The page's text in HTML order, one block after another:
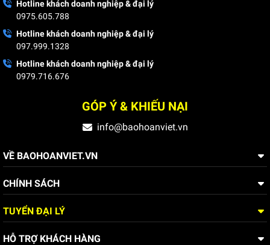
Áo bảo vệ mùa đông được may từ các chất liệu vải dày dặn
như casme, kaki hoặc vải chống gió, giúp bảo vệ nhân viên
bảo vệ khỏi lạnh giá trong môi trường làm việc ngoài trời.
Những chiếc áo này không chỉ giữ ấm mà còn hỗ trợ nhân
viên hoàn thành công việc hiệu quả ngay cả khi thời tiết trở
lót lông ấm áp hoặc áo vest lịch sự, mang đến sự thoải mái
và chuyên nghiệp, rất phù hợp với điều kiện mùa đông miền
Với khả năng giữ nhiệt tốt và chống gió hiệu quả, áo bảo vệ
ngoài trời trong điều kiện thời tiết lạnh. Ngoài ra, áo có thể kết
hợp với áo sơ mi bảo vệ dài tay hoặc ngắn tay bên trong để
tạo sự thoải mái và bảo vệ tối ưu cho nhân viên trong suốt ca
làm việc.
Hotline khách doanh nghiệp & đại lý
0975.605.788
Hotline khách doanh nghiệp & đại lý
097.999.1328
Hotline khách doanh nghiệp & đại lý
0979.716.676
GÓP Ý & KHIẾU NẠI
info@baohoanviet.vn
VỀ BAOHOANVIET.VN
CHÍNH SÁCH
TUYỂN ĐẠI LÝ
HỖ TRỢ KHÁCH HÀNG